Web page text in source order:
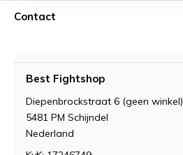
Contact
Best Fightshop
Diepenbrockstraat 6 (geen winkel)
5481 PM Schijndel
Nederland